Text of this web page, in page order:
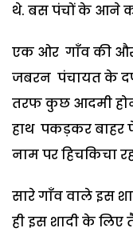
थे. बस पंचों के आने का
एक ओर गाँव की
जबरन पंचायत के
तरफ कुछ आदमी
हाथ पकड़कर बाहर
नाम पर हिचकिचा
सारे गाँव वाले इस
ही इस शादी के